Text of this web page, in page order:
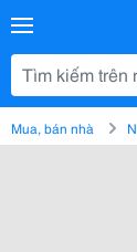
Mua, bán nhà